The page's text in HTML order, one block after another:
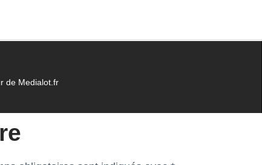
de Medialot.fr